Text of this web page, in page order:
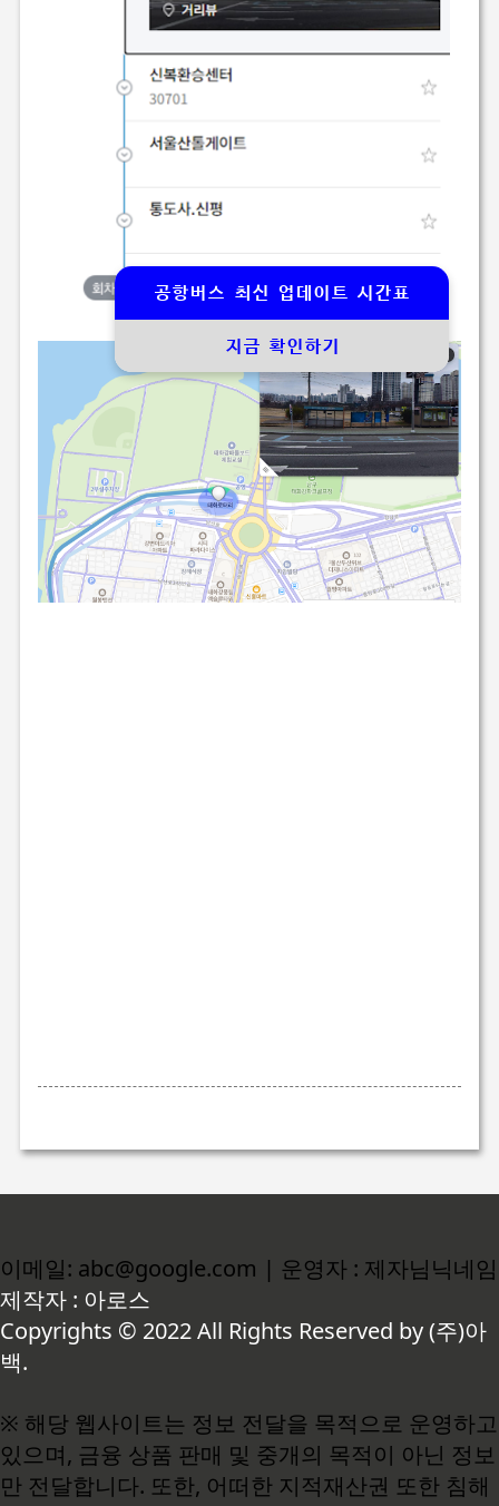
공항버스 최신 업데이트 시간표
지금 확인하기
이메일: abc@google.com | 운영자 : 제자님닉네임
제작자 : 아로스
Copyrights © 2022 All Rights Reserved by (주)아
백.
※ 해당 웹사이트는 정보 전달을 목적으로 운영하고
있으며, 금융 상품 판매 및 중개의 목적이 아닌 정보
만 전달합니다. 또한, 어떠한 지적재산권 또한 침해